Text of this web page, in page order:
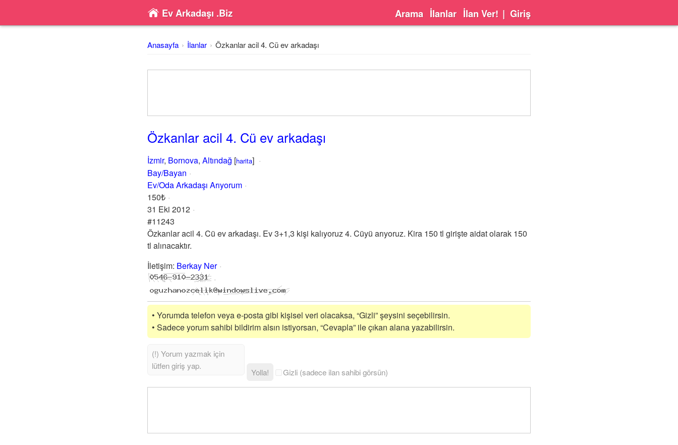
Ev Arkadaşı .Biz Arama İlanlar İlan Ver! | Giriş
Anasayfa İlanlar Özkanlar acil 4. Cü ev arkadaşı
Özkanlar acil 4. Cü ev arkadaşı
İzmir, Bornova, Altındağ [harita]
Bay/Bayan
Ev/Oda Arkadaşı Arıyorum
150₺
31 Eki 2012
#11243
Özkanlar acil 4. Cü ev arkadaşı. Ev 3+1,3 kişi kalıyoruz 4. Cüyü arıyoruz. Kira 150 tl girişte aidat olarak 150
tl alınacaktır.
İletişim: Berkay Ner
• Yorumda telefon veya e-posta gibi kişisel veri olacaksa, “Gizli” şeysini seçebilirsin.
• Sadece yorum sahibi bildirim alsın istiyorsan, “Cevapla” ile çıkan alana yazabilirsin.
Yolla! Gizli (sadece ilan sahibi görsün)